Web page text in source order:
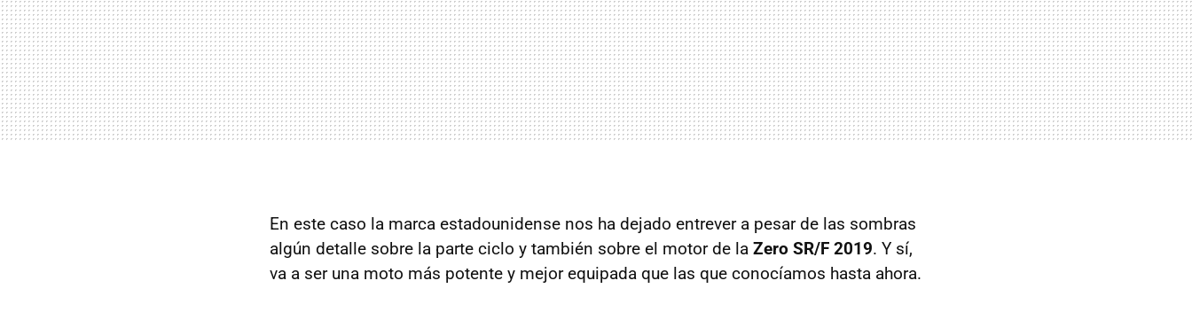
En este caso la marca estadounidense nos ha dejado entrever a pesar de las sombras
algún detalle sobre la parte ciclo y también sobre el motor de la Zero SR/F 2019. Y sí,
va a ser una moto más potente y mejor equipada que las que conocíamos hasta ahora.